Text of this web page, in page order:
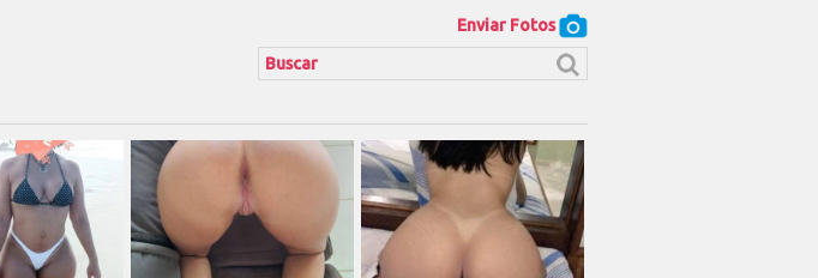
Enviar Fotos